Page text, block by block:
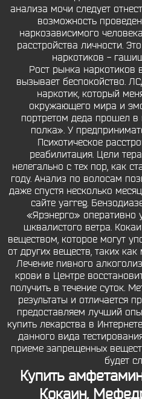
анализа мочи следует
возможность
наркозависимого
расстройства личности.
наркотиков -
Рост рынка наркотиков
вызывает беспокойство.
наркотик, который
окружающего мира и
портретом деда прошел в
полка». У
Психотическое
реабилитация. Цели
нелегально с тех пор, как
году. Анализ по волосам
даже спустя несколько
сайте yarreg.
«Ярэнерго» оперативно
шквалистого ветра.
веществом, которое могут
от других веществ, таких
Лечение пивного
крови в Центре
получить в течение суток.
результаты и отличается
предоставляем лучший
купить лекарства в
данного вида
приеме запрещенных
будет
Купить
Кокаин,